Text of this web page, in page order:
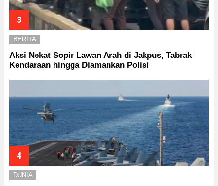
BERITA
Aksi Nekat Sopir Lawan Arah di Jakpus, Tabrak
Kendaraan hingga Diamankan Polisi
DUNIA